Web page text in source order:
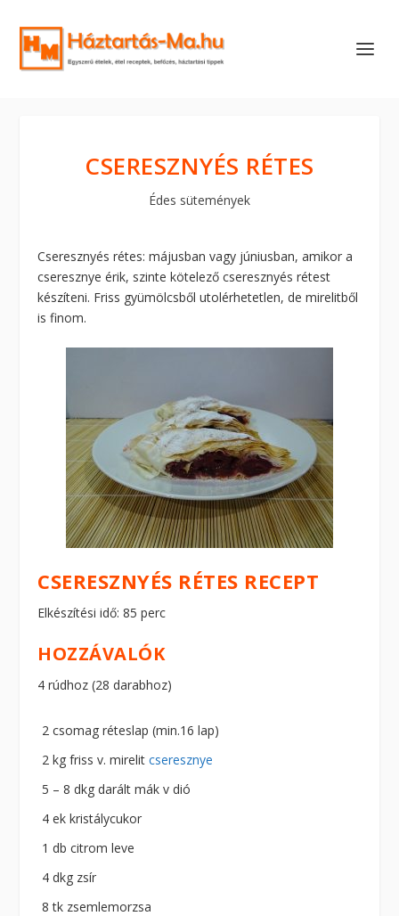
CSERESZNYÉS RÉTES
Édes sütemények
Cseresznyés rétes: májusban vagy júniusban, amikor a
cseresznye érik, szinte kötelező cseresznyés rétest
készíteni. Friss gyümölcsből utolérhetetlen, de mirelitből
is finom.
CSERESZNYÉS RÉTES RECEPT
Elkészítési idő: 85 perc
HOZZÁVALÓK
4 rúdhoz (28 darabhoz)
2 csomag réteslap (min.16 lap)
2 kg friss v. mirelitcseresznye
5 – 8 dkg darált mák v dió
4 ek kristálycukor
1 db citrom leve
4 dkg zsír
8 tk zsemlemorzsa